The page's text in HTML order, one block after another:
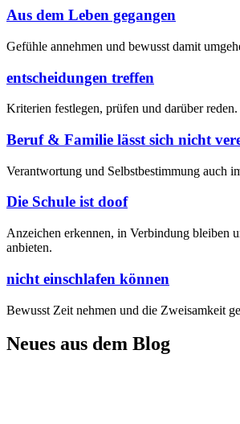
Aus dem Leben gegangen
Gefühle annehmen und bewusst damit
entscheidungen treffen
Kriterien festlegen, prüfen und darüber reden.
Beruf & Familie lässt sich nicht
Verantwortung und Selbstbestimmung auch
Die Schule ist doof
Anzeichen erkennen, in Verbindung bleiben
anbieten.
nicht einschlafen können
Bewusst Zeit nehmen und die Zweisamkeit
Neues aus dem Blog